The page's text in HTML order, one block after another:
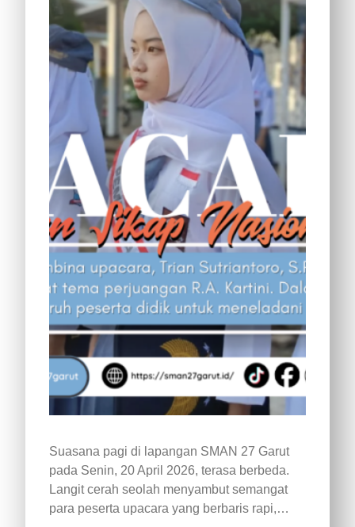
Suasana pagi di lapangan SMAN 27 Garut
pada Senin, 20 April 2026, terasa berbeda.
Langit cerah seolah menyambut semangat
para peserta upacara yang berbaris rapi,…